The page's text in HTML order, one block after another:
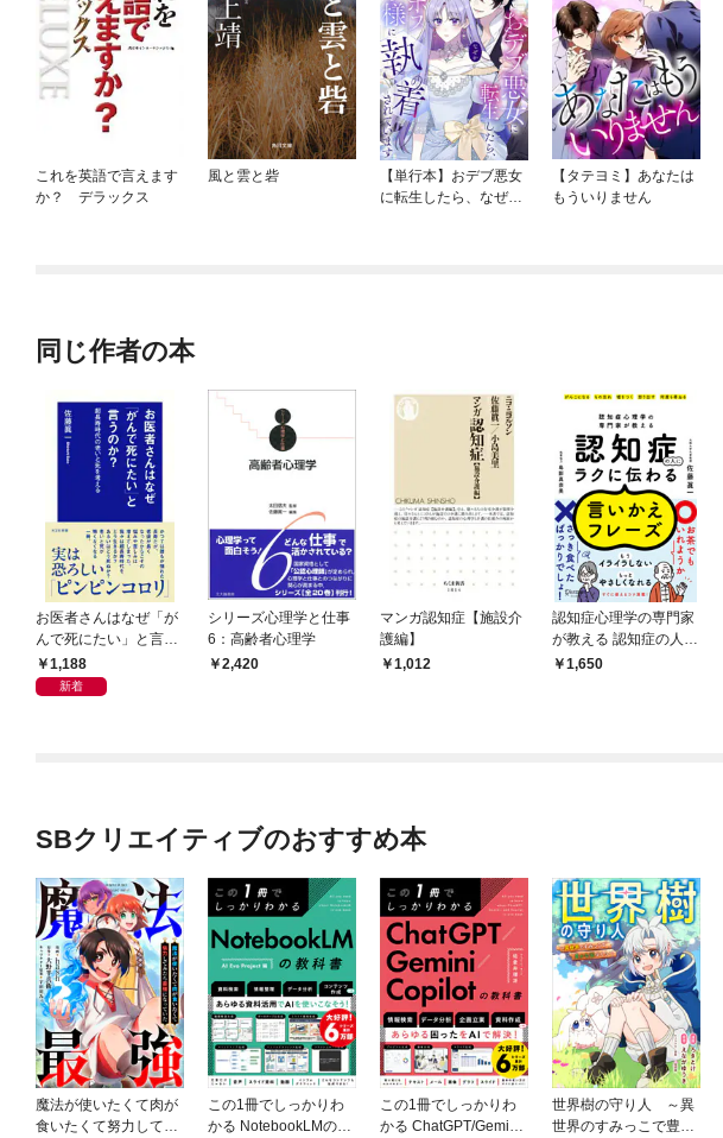
これを英語で言えます
か？ デラックス
風と雲と砦
【単行本】おデブ悪女
に転生したら、なぜか
【タテヨミ】あなたは
もういりません
同じ作者の本
お医者さんはなぜ「が
んで死にたい」と言う
のか？～超長寿時代の
老いと死を考える～
1,188
新着
シリーズ心理学と仕事
6：高齢者心理学
2,420
マンガ認知症【施設介
護編】
1,012
認知症心理学の専門家
が教える 認知症の人に
ラクに伝わる言いかえ
1,650
SBクリエイティブのおすすめ本
魔法が使いたくて肉が
食いたくて努力してみ
この1冊でしっかりわ
かる NotebookLMの教
この1冊でしっかりわ
かる ChatGPT/Gemini/
世界樹の守り人 ～異
世界のすみっこで豊か